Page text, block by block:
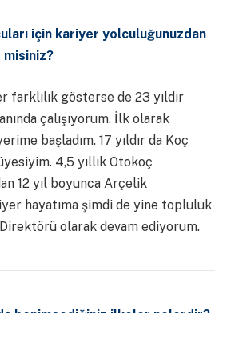
için kariyer yolculuğunuzdan
farklılık gösterse de 23 yıldır
çalışıyorum. İlk olarak
başladım. 17 yıldır da Koç
4,5 yıllık Otokoç
12 yıl boyunca Arçelik
hayatıma şimdi de yine topluluk
olarak devam ediyorum.
benimsediğiniz ilkeler nelerdir?